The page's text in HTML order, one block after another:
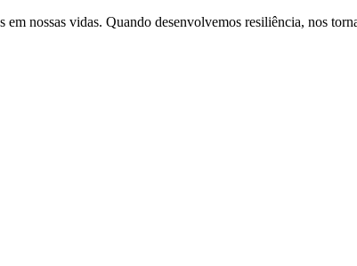
nossas vidas. Quando desenvolvemos resiliência, nos